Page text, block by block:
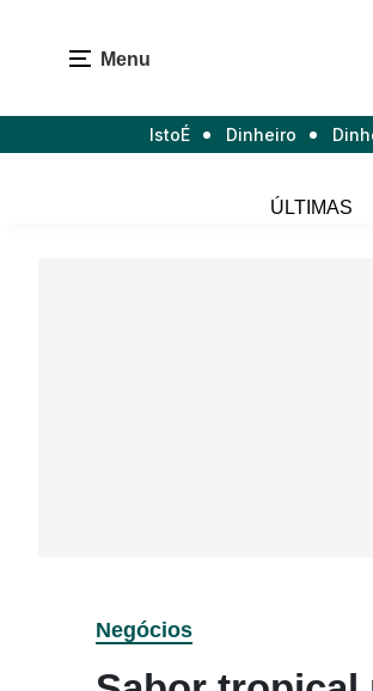
Menu
IstoÉ Dinheiro
ÚLTIMAS
Negócios